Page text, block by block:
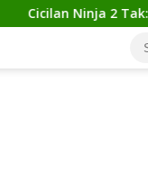
2 Tak: Solusi